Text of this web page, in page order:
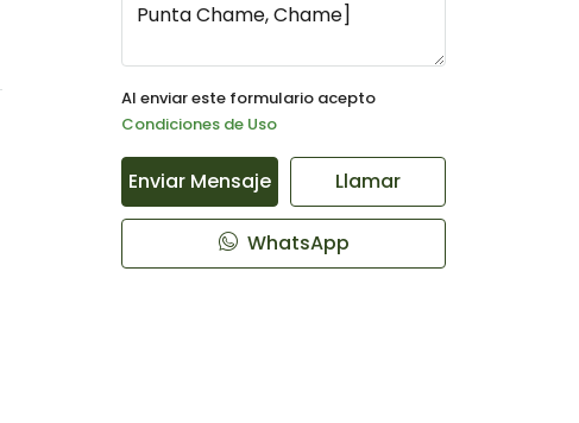
Al enviar este formulario acepto
Condiciones de Uso
Enviar Mensaje Llamar
WhatsApp